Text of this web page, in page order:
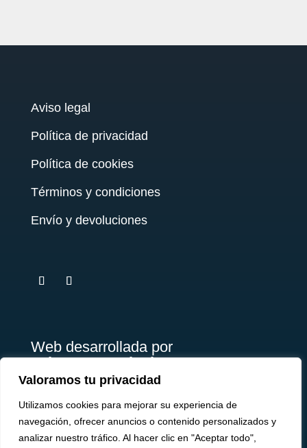
Valoramos tu privacidad
Utilizamos cookies para mejorar su experiencia de
navegación, ofrecer anuncios o contenido personalizados y
analizar nuestro tráfico. Al hacer clic en "Aceptar todo",
Aviso legal
Política de privacidad
Política de cookies
Términos y condiciones
Envío y devoluciones
Web desarrollada por
Briosso's Marketing